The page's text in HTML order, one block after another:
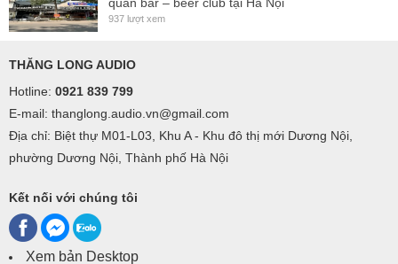
937 lượt xem
THĂNG LONG AUDIO
Hotline: 0921 839 799
E-mail: thanglong.audio.vn@gmail.com
Địa chỉ: Biệt thự M01-L03, Khu A - Khu đô thị mới Dương Nội,
phường Dương Nội, Thành phố Hà Nội
Kết nối với chúng tôi
Xem bản Desktop